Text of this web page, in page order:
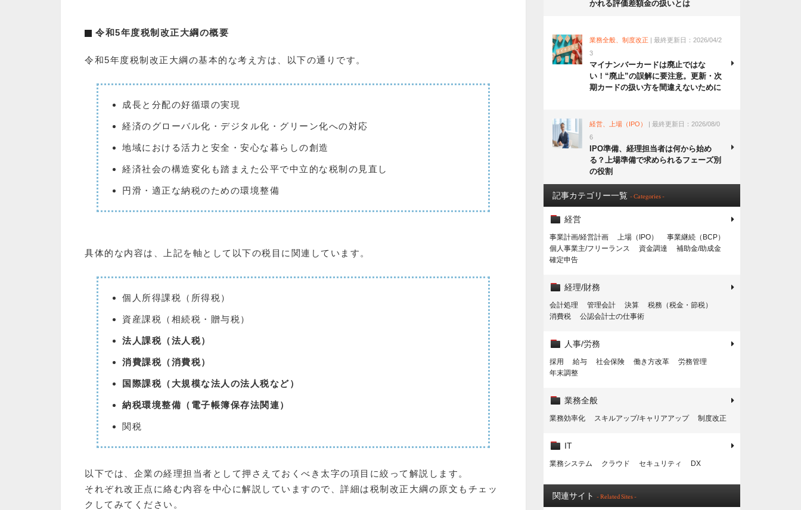
令和5年度税制改正大綱の概要
令和5年度税制改正大綱の基本的な考え方は、以下の通りです。
成長と分配の好循環の実現
経済のグローバル化・デジタル化・グリーン化への対応
地域における活力と安全・安心な暮らしの創造
経済社会の構造変化も踏まえた公平で中立的な税制の見直し
円滑・適正な納税のための環境整備
具体的な内容は、上記を軸として以下の税目に関連しています。
個人所得課税（所得税）
資産課税（相続税・贈与税）
法人課税（法人税）
消費課税（消費税）
国際課税（大規模な法人の法人税など）
納税環境整備（電子帳簿保存法関連）
関税
以下では、企業の経理担当者として押さえておくべき太字の項目に絞って解説します。
それぞれ改正点に絡む内容を中心に解説していますので、詳細は税制改正大綱の原文もチェッ
クしてみてください。
かれる評価差額金の扱いとは
業務全般、制度改正 | 最終更新日：2026/04/2
3
マイナンバーカードは廃止ではな
い！“廃止”の誤解に要注意。更新・次
期カードの扱い方を間違えないために
経営、上場（IPO）
| 最終更新日：2026/08/0
6
IPO準備、経理担当者は何から始め
る？上場準備で求められるフェーズ別
の役割
記事カテゴリー一覧 - Categories -
経営
事業計画/経営計画 上場（IPO）
事業継続（BCP）
個人事業主/フリーランス
資金調達
補助金/助成金
確定申告
経理/財務
会計処理 管理会計 決算
税務（税金・節税）
消費税
公認会計士の仕事術
人事/労務
採用 給与 社会保険 働き方改革
労務管理
年末調整
業務全般
業務効率化 スキルアップ/キャリアアップ 制度改正
IT
業務システム クラウド セキュリティ DX
関連サイト - Related Sites -